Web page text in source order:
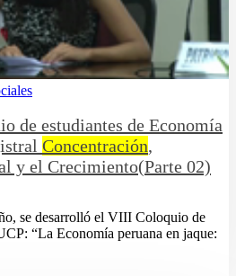
de estudiantes de Economía
Concentración,
y el Crecimiento(Parte 02)
se desarrolló el VIII Coloquio de
“La Economía peruana en jaque: